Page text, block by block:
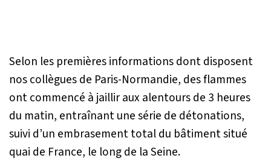
Selon les premières informations dont disposent
nos collègues de Paris-Normandie, des flammes
ont commencé à jaillir aux alentours de 3 heures
du matin, entraînant une série de détonations,
suivi d’un embrasement total du bâtiment situé
quai de France, le long de la Seine.